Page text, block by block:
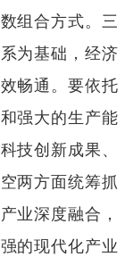
组合方式。三
为基础，经济
畅通。要依托
强大的生产能
技创新成果、
两方面统筹抓
业深度融合，
的现代化产业